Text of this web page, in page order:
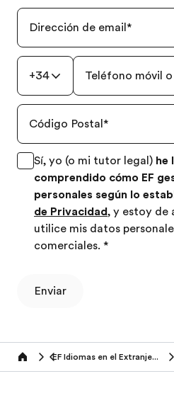
Dirección de email *
+34 Teléfono móvil
Código Postal *
Sí, yo (o mi tutor legal) he
comprendido cómo EF
personales según lo
de Privacidad, y estoy de
utilice mis datos
comerciales. *
Enviar
Home EF Idiomas en el Extranjero (18-25 años)